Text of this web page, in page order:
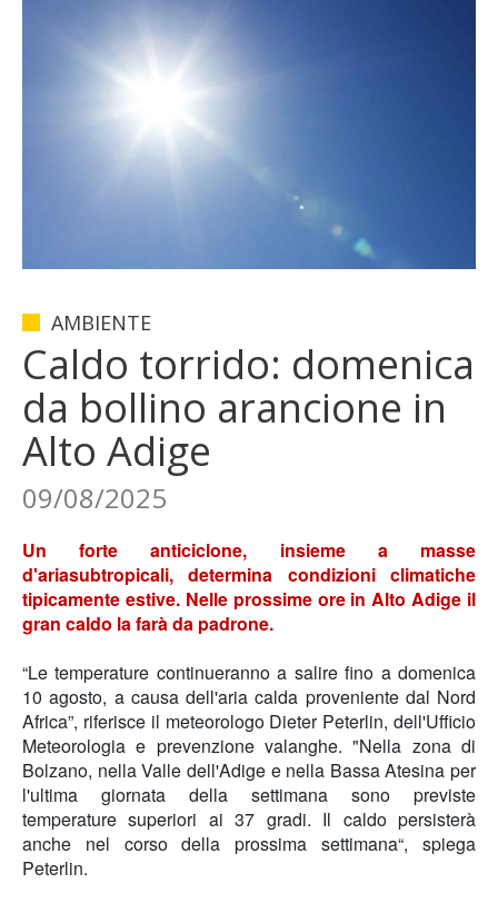
AMBIENTE
Caldo torrido: domenica
da bollino arancione in
Alto Adige
09/08/2025
Un forte anticiclone, insieme amasse
d'ariasubtropicali, determina condizioni climatiche
tipicamente estive. Nelle prossime ore in Alto Adige il
gran caldo la farà da padrone.
“Letemperature continueranno a salire fino a domenica
10 agosto, a causa dell'aria calda proveniente dal Nord
Africa”, riferisce il meteorologo Dieter Peterlin, dell'Ufficio
Meteorologia e prevenzione valanghe. "Nella zona di
Bolzano, nellaValle dell'Adige e nella Bassa Atesina per
l'ultima giornata della settimana sono previste
temperature superiori ai 37 gradi. Il caldopersisterà
anche nel corso della prossima settimana“, spiega
Peterlin.